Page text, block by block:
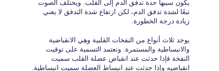
يكون سببها حدة تدفق الدم إلى القلب. ويختلف الصوت
تبعًا لشدة تدفق الدم، لكن ارتفاع شدة التدفق لا يعني
زيادة درجة الخطورة.
يوجد ثلاث أنواع من النفخات القلبية وهي الانقباضية
والانبساطية والمستمرة. وتعتمد التسمية على توقيت
النفخة فإذا حدثت عند انقباض عضلة القلب سميت
انقباضيه وإذا حدثت عند انبساط العضلة سميت انبساطية.